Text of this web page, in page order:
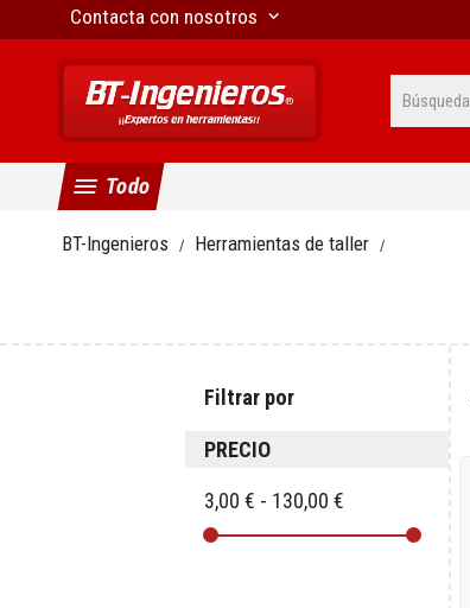
Contacta con nosotros keyboard_arrow_down
menu Todo
BT-Ingenieros Herramientas de taller
Filtrar por
PRECIO
3,00 € - 130,00 €